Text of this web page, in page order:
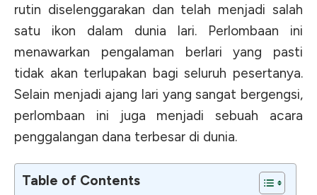
rutin diselenggarakan dan telah menjadi salah
satu ikon dalam dunia lari. Perlombaan ini
menawarkan pengalaman berlari yang pasti
tidak akan terlupakan bagi seluruh pesertanya.
Selain menjadi ajang lari yang sangat bergengsi,
perlombaan ini juga menjadi sebuah acara
penggalangan dana terbesar di dunia.
Table of Contents